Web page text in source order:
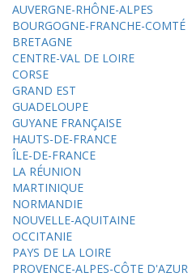
AUVERGNE-RHÔNE-ALPES
BOURGOGNE-FRANCHE-COMTÉ
BRETAGNE
CENTRE-VAL DE LOIRE
CORSE
GRAND EST
GUADELOUPE
GUYANE FRANÇAISE
HAUTS-DE-FRANCE
ÎLE-DE-FRANCE
LA RÉUNION
MARTINIQUE
NORMANDIE
NOUVELLE-AQUITAINE
OCCITANIE
PAYS DE LA LOIRE
PROVENCE-ALPES-CÔTE D'AZUR